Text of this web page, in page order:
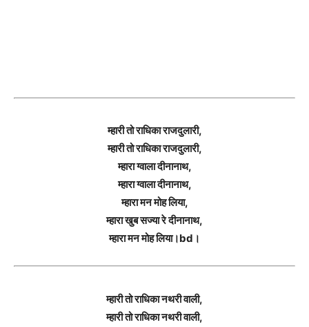
म्हारी तो राधिका राजदुलारी,
म्हारी तो राधिका राजदुलारी,
म्हारा ग्वाला दीनानाथ,
म्हारा ग्वाला दीनानाथ,
म्हारा मन मोह लिया,
म्हारा खुब सज्या रे दीनानाथ,
म्हारा मन मोह लिया।bd।
म्हारी तो राधिका नथरी वाली,
म्हारी तो राधिका नथरी वाली,